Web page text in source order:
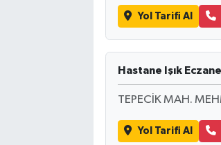
Yol Tarifi Al
Hastane Işık
TEPECİK MAH.
Yol Tarifi Al